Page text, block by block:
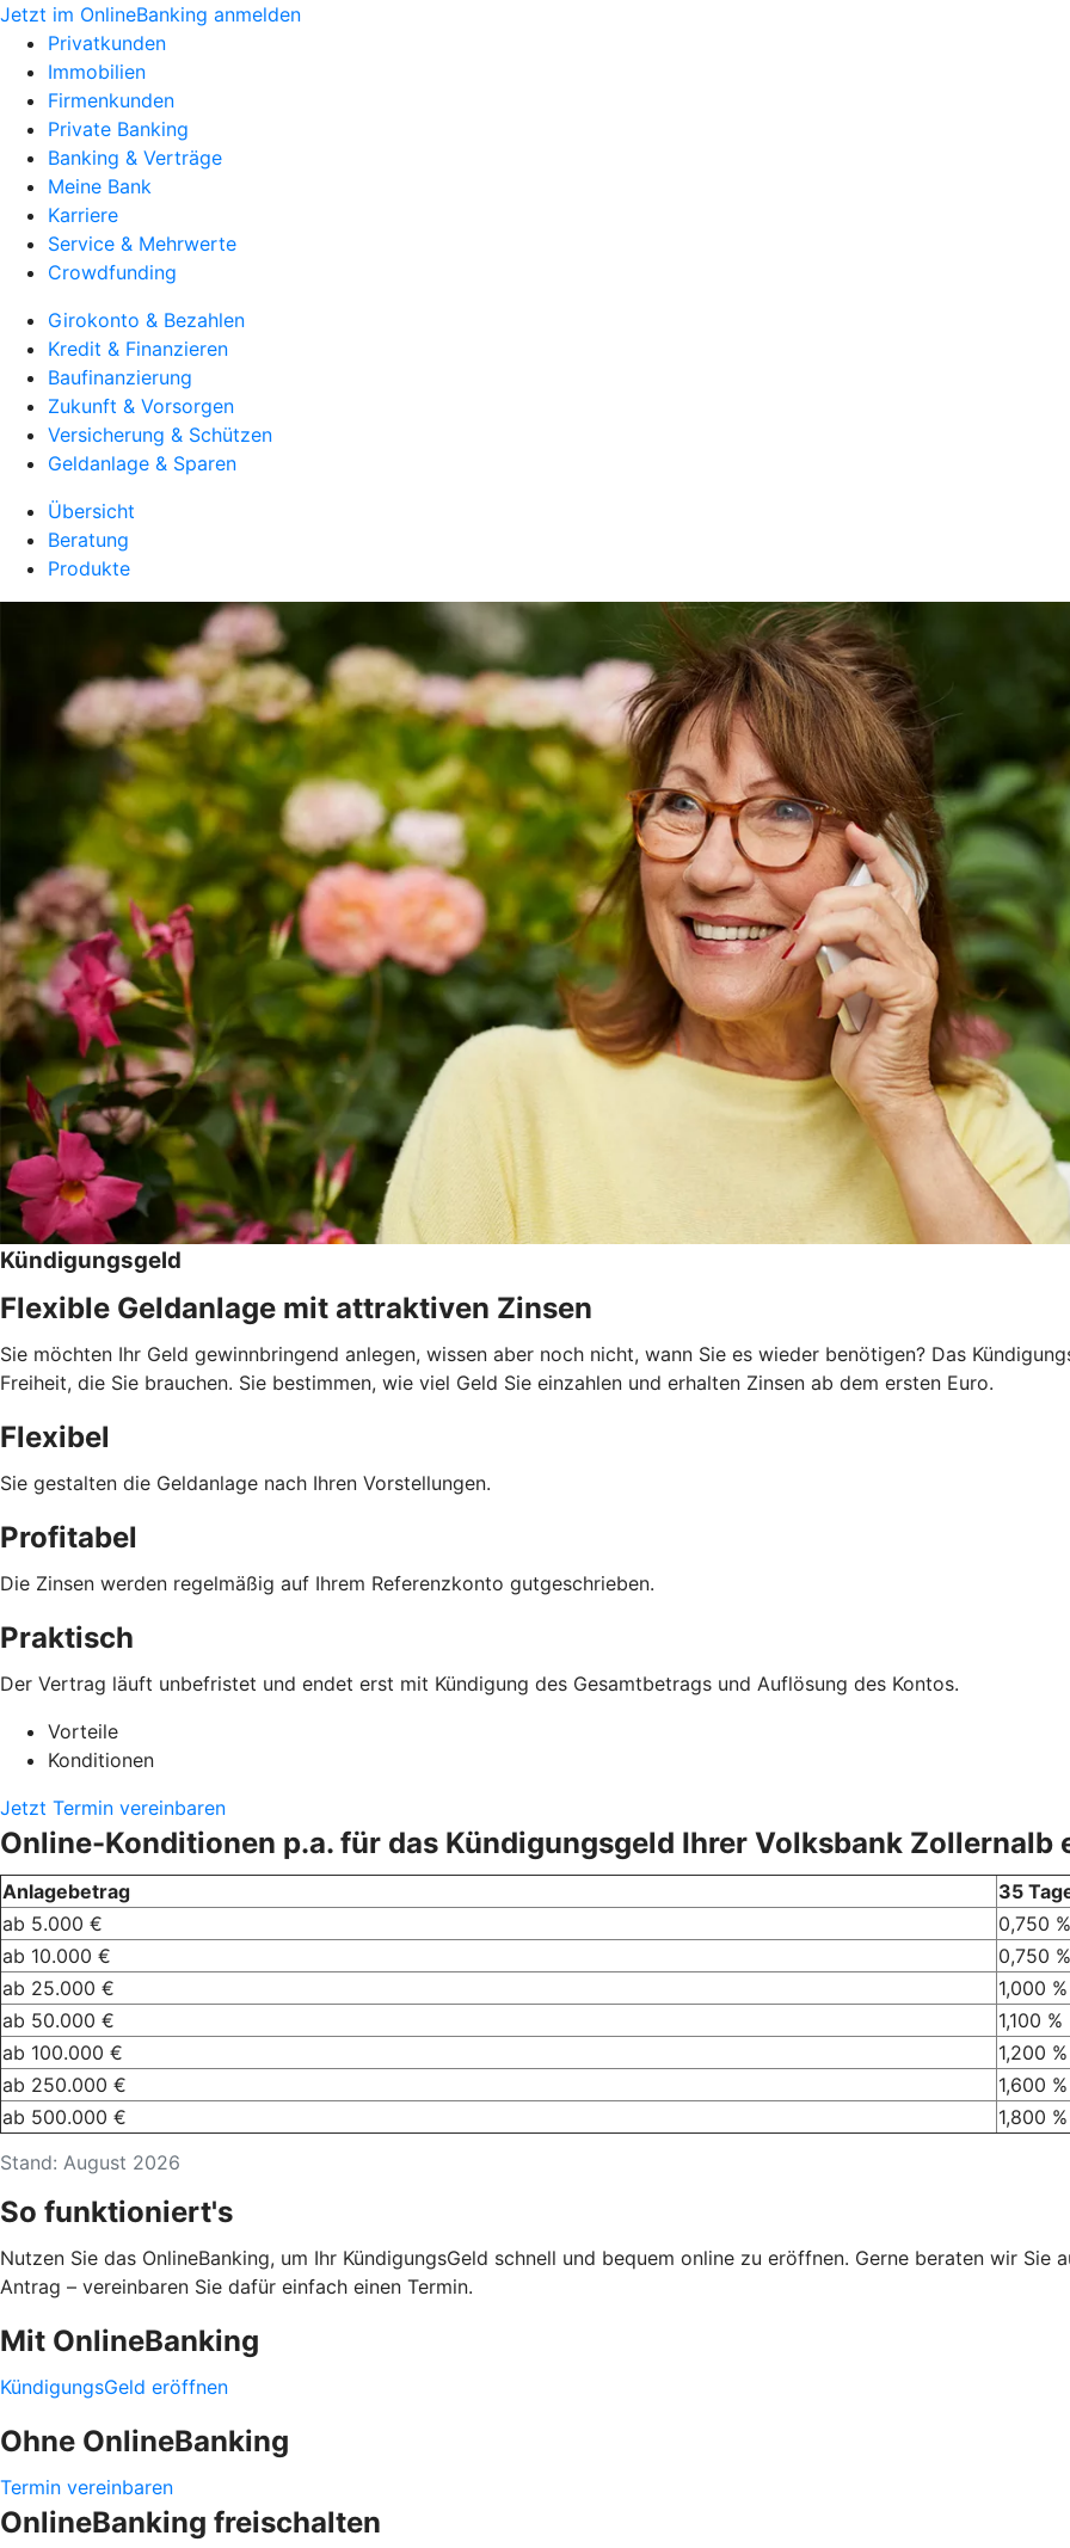
Jetzt im OnlineBanking anmelden
Privatkunden
Immobilien
Firmenkunden
Private Banking
Banking & Verträge
Meine Bank
Karriere
Service & Mehrwerte
Crowdfunding
Girokonto & Bezahlen
Kredit & Finanzieren
Baufinanzierung
Zukunft & Vorsorgen
Versicherung & Schützen
Geldanlage & Sparen
Übersicht
Beratung
Produkte
Kündigungsgeld
Flexible Geldanlage mit attraktiven Zinsen
Sie möchten Ihr Geld gewinnbringend anlegen, wissen aber noch nicht, wann Sie es wieder benötigen? Das
Freiheit, die Sie brauchen. Sie bestimmen, wie viel Geld Sie einzahlen und erhalten Zinsen ab dem ersten Euro.
Flexibel
Sie gestalten die Geldanlage nach Ihren Vorstellungen.
Profitabel
Die Zinsen werden regelmäßig auf Ihrem Referenzkonto gutgeschrieben.
Praktisch
Der Vertrag läuft unbefristet und endet erst mit Kündigung des Gesamtbetrags und Auflösung des Kontos.
Vorteile
Konditionen
Jetzt Termin vereinbaren
Online-Konditionen p.a. für das Kündigungsgeld Ihrer Volksbank Zollernalb
Stand: August 2026
Anlagebetrag
35
ab 5.000 €
0,750 %
ab 10.000 €
0,750 %
ab 25.000 €
1,000 %
ab 50.000 €
1,100 %
ab 100.000 €
1,200 %
ab 250.000 €
1,600 %
ab 500.000 €
1,800 %
So funktioniert's
Nutzen Sie das OnlineBanking, um Ihr KündigungsGeld schnell und bequem online zu eröffnen. Gerne beraten wir
Antrag – vereinbaren Sie dafür einfach einen Termin.
Mit OnlineBanking
KündigungsGeld eröffnen
Ohne OnlineBanking
Termin vereinbaren
OnlineBanking freischalten